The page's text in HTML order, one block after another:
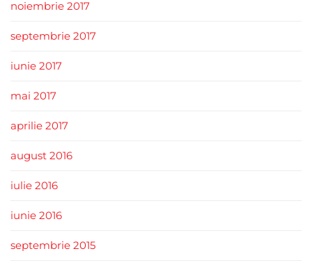
noiembrie 2017
septembrie 2017
iunie 2017
mai 2017
aprilie 2017
august 2016
iulie 2016
iunie 2016
septembrie 2015